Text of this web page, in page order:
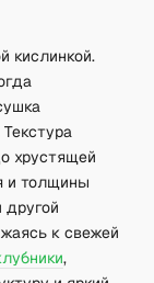
кислинкой.
хрустящей
и толщины
другой
к свежей
,